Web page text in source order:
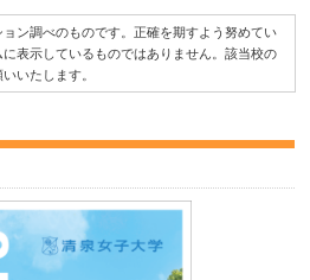
ン調べのものです。正確を期すよう努めてい
表示しているものではありません。該当校の
いたします。